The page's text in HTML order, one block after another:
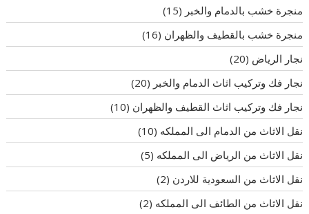
منجرة خشب بالدمام والخبر (15)
منجرة خشب بالقطيف والظهران (16)
نجار الرياض (20)
نجار فك وتركيب اثاث الدمام والخبر (20)
نجار فك وتركيب اثاث القطيف والظهران (10)
نقل الاثاث من الدمام الى المملكه (10)
نقل الاثاث من الرياض الى المملكه (5)
نقل الاثاث من السعودية للاردن (2)
نقل الاثاث من الطائف الى المملكه (2)